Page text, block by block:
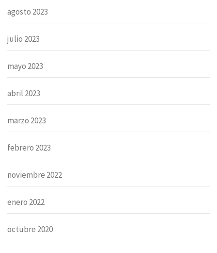
agosto 2023
julio 2023
mayo 2023
abril 2023
marzo 2023
febrero 2023
noviembre 2022
enero 2022
octubre 2020